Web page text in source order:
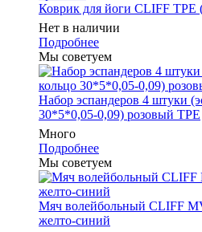
Коврик для йоги CLIFF
Нет в наличии
Подробнее
Мы советуем
Набор эспандеров 4 штуки
30*5*0,05-0,09) розовый ТРЕ
Много
Подробнее
Мы советуем
Мяч волейбольный CLIFF
желто-синий